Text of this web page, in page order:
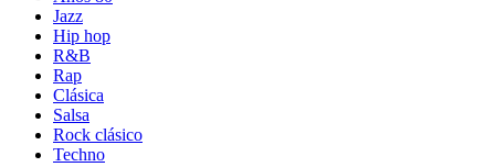
Jazz
Hip hop
R&B
Rap
Clásica
Salsa
Rock clásico
Techno